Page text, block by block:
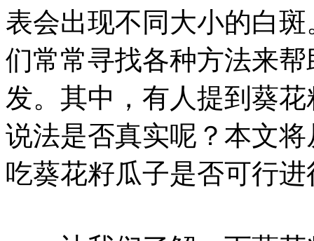
表会出现不同大小的白
们常常寻找各种方法来
发。其中，有人提到葵
说法是否真实呢？本文
吃葵花籽瓜子是否可行